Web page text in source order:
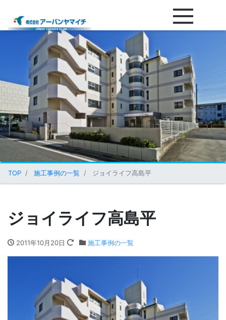
ジョイライフ高島平
TOP 施工事例の一覧 ジョイライフ高島平
ジョイライフ高島平
2011年10月20日 施工事例の一覧